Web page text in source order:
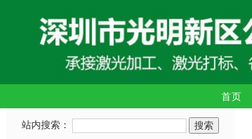
首页
站内搜索：